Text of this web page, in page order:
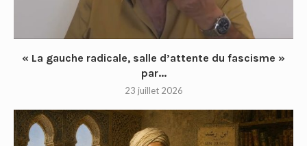
« La gauche radicale, salle d’attente du fascisme »
par...
23 juillet 2026